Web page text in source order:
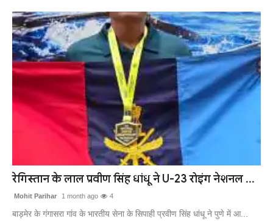
रेगिस्तान के लाल प्रवीण सिंह धांधू ने U-23 रोइंग नेशनल ...
Mohit Parihar 1 month ago 4
बाड़मेर के गंगासरा गांव के भारतीय सेना के सिपाही प्रवीण सिंह धांधू ने पुणे में आ...